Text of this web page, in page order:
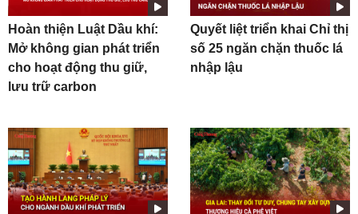
Hoàn thiện Luật Dầu khí:
Mở không gian phát triển
cho hoạt động thu giữ,
lưu trữ carbon
Quyết liệt triển khai Chỉ thị
số 25 ngăn chặn thuốc lá
nhập lậu